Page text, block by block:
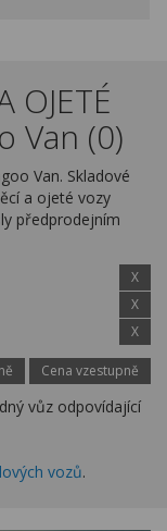
OJETÉ
Van (0)
Van. Skladové
a ojeté vozy
předprodejním
X
X
X
Cena vzestupně
vůz odpovídající
vozů.